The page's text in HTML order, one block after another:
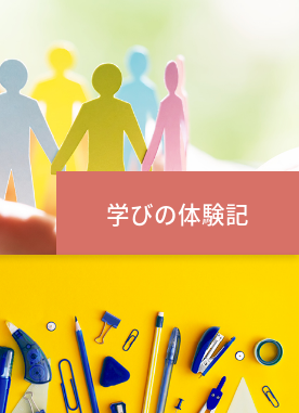
学びの体験記